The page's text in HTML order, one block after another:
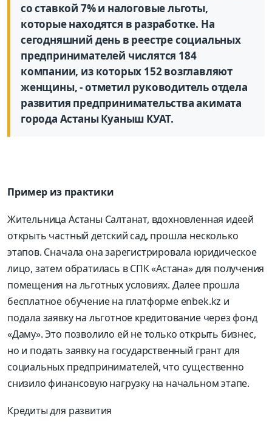
со ставкой 7% и налоговые льготы,
которые находятся в разработке. На
сегодняшний день в реестре социальных
предпринимателей числятся 184
компании, из которых 152 возглавляют
женщины, - отметил руководитель отдела
развития предпринимательства акимата
города Астаны Куаныш КУАТ.
Пример из практики
Жительница Астаны Салтанат, вдохновленная идеей
открыть частный детский сад, прошла несколько
этапов. Сначала она зарегистрировала юридическое
лицо, затем обратилась в СПК «Астана» для получения
помещения на льготных условиях. Далее прошла
бесплатное обучение на платформе enbek.kz и
подала заявку на льготное кредитование через фонд
«Даму». Это позволило ей не только открыть бизнес,
но и подать заявку на государственный грант для
социальных предпринимателей, что существенно
снизило финансовую нагрузку на начальном этапе.
Кредиты для развития